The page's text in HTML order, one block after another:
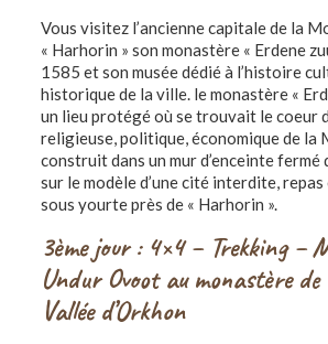
Vous visitez l’ancienne capitale de la
« Harhorin » son monastère « Erdene
1585 et son musée dédié à l’histoire
historique de la ville. le monastère «
un lieu protégé où se trouvait le coeur
religieuse, politique, économique de la
construit dans un mur d’enceinte fermé
sur le modèle d’une cité interdite,
sous yourte près de « Harhorin ».
3ème jour : 4×4 – Trekking –
Undur Ovoot au monastère de
Vallée d’Orkhon